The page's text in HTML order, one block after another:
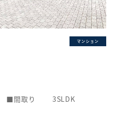
マンション
間取り 3SLDK